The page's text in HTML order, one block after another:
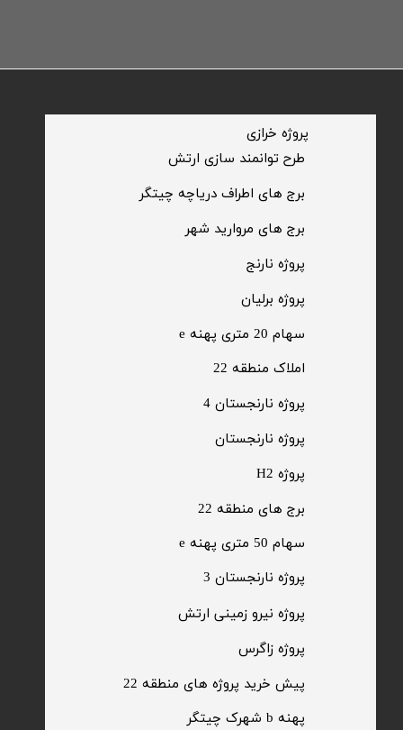
​طرح توانمند سازی ارتش
سهام 20 متری پهنه e​​​​​​​
​سهام 50 متری پهنه e
پهنه b شهرک چیتگر
​املاک منطقه 22
برج های منطقه 22
پیش خرید پروژه های منطقه 22
​پروژه خرازی
پروژه برلیان
پروژه H2
​پروژه زاگرس
​پروژه نارنج
​پروژه نارنجستان
​پروژه نیرو زمینی ارتش
​برج های اطراف دریاچه چیتگر
​برج های مروارید شهر
پروژه نارنجستان 4
​پروژه نارنجستان 3